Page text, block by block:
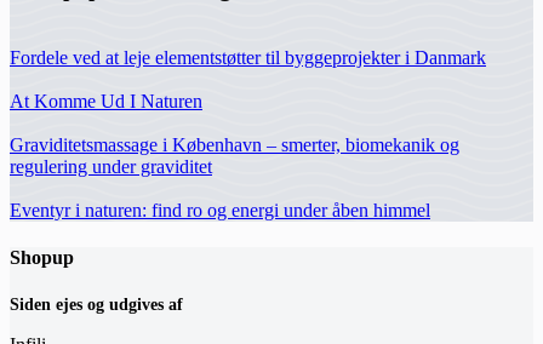
Fordele ved at leje elementstøtter til byggeprojekter i Danmark
At Komme Ud I Naturen
Graviditetsmassage i København – smerter, biomekanik og
regulering under graviditet
Eventyr i naturen: find ro og energi under åben himmel
Shopup
Siden ejes og udgives af